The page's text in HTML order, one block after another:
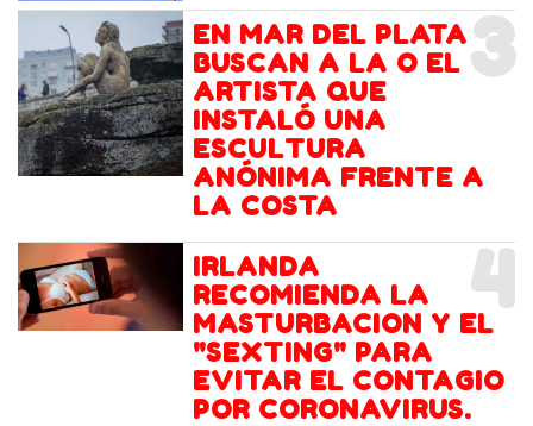
3
EN MAR DEL PLATA
BUSCAN A LA O EL
ARTISTA QUE
INSTALÓ UNA
ESCULTURA
ANÓNIMA FRENTE A
LA COSTA
4
IRLANDA
RECOMIENDA LA
MASTURBACION Y EL
"SEXTING" PARA
EVITAR EL CONTAGIO
POR CORONAVIRUS.